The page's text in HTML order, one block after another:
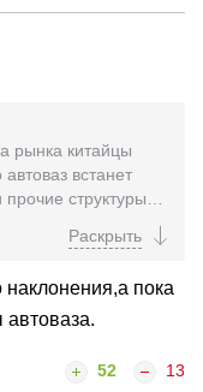
рынка китайцы
встанет
структуры
наклонения,а пока
52 13